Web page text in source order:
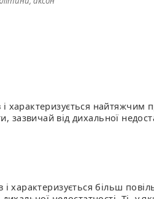
характеризується найтяжчим
від дихальної
характеризується більш